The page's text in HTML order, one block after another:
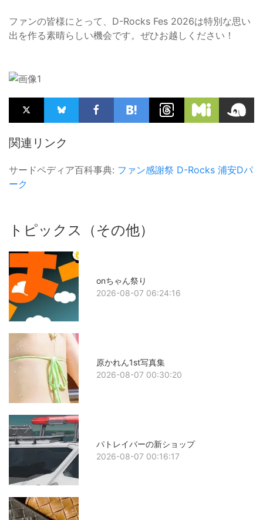
ファンの皆様にとって、D-Rocks Fes 2026は特別な思い
出を作る素晴らしい機会です。ぜひお越しください！
関連リンク
サードペディア百科事典: ファン感謝祭 D-Rocks 浦安Dパ
ーク
トピックス（その他）
onちゃん祭り
2026-08-07 06:24:16
原かれん1st写真集
2026-08-07 00:30:20
パトレイバーの新ショップ
2026-08-07 00:16:17